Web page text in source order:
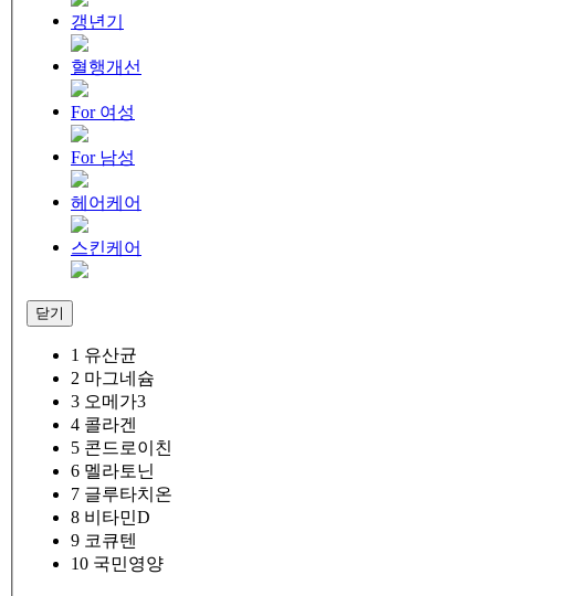
갱년기
혈행개선
For 여성
For 남성
헤어케어
스킨케어
닫기
1 유산균
2 마그네슘
3 오메가3
4 콜라겐
5 콘드로이친
6 멜라토닌
7 글루타치온
8 비타민D
9 코큐텐
10 국민영양